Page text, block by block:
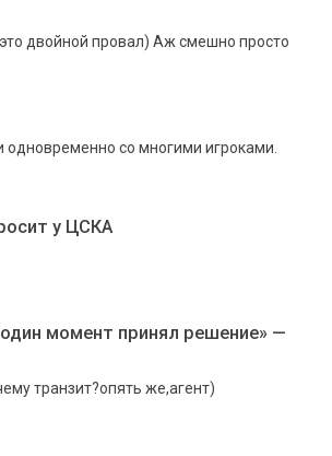
двойной провал) Аж смешно просто
со многими игроками.
у ЦСКА
момент принял решение» —
транзит?опять же,агент)